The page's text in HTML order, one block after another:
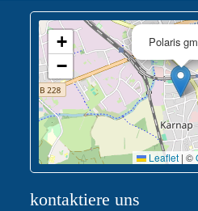
Polaris
+
−
Leaflet | ©
kontaktiere uns